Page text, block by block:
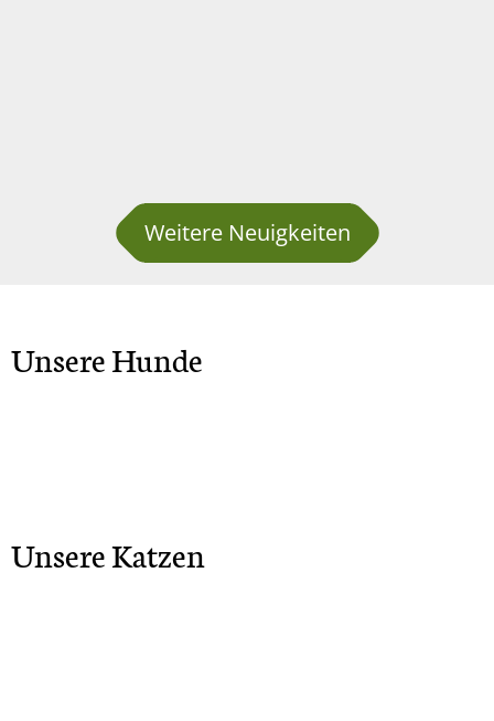
Weitere Neuigkeiten
Unsere Hunde
Unsere Katzen